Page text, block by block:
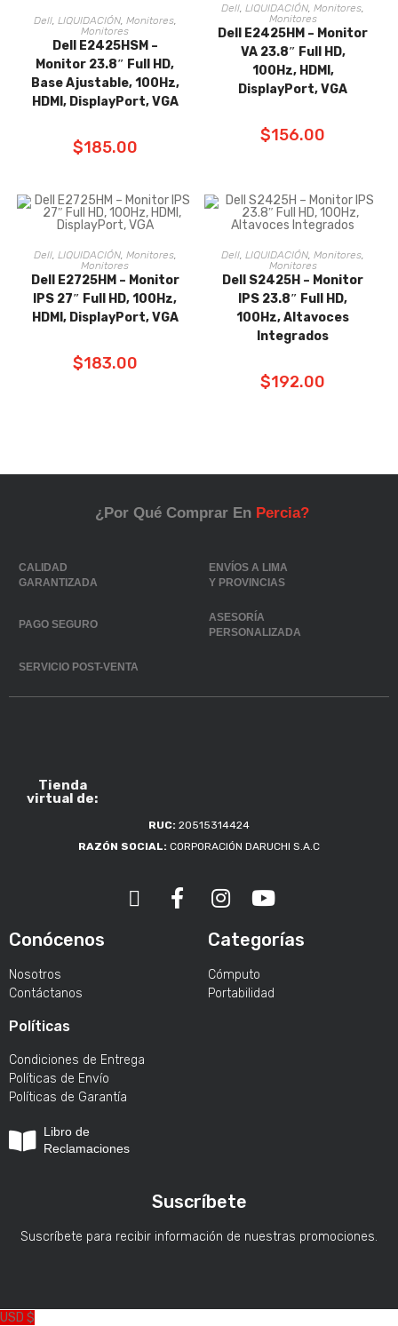
AÑADIR AL
CARRITO
Dell, LIQUIDACIÓN, Monitores,
Monitores
Dell E2425HSM –
Monitor 23.8″ Full HD,
Base Ajustable, 100Hz,
HDMI, DisplayPort, VGA
$185.00
AÑADIR AL
CARRITO
Dell ,LIQUIDACIÓN ,Monitores
Monitores
Dell E2425HM – Monitor
VA 23.8″ Full HD,
100Hz, HDMI,
DisplayPort, VGA
$156.00
AÑADIR AL
CARRITO
Dell, LIQUIDACIÓN, Monitores,
Monitores
Dell E2725HM – Monitor
IPS 27″ Full HD, 100Hz,
HDMI, DisplayPort, VGA
$183.00
AÑADIR AL
CARRITO
Dell,LIQUIDACIÓN,Monitores,
Monitores
Dell S2425H – Monitor
IPS 23.8″ Full HD,
100Hz, Altavoces
Integrados
$192.00
¿Por Qué Comprar En Percia?
CALIDAD
GARANTIZADA
ENVÍOS A LIMA
Y PROVINCIAS
PAGO SEGURO
ASESORÍA
PERSONALIZADA
SERVICIO POST-VENTA
Tienda
virtual de:
RUC: 20515314424
RAZÓN SOCIAL: CORPORACIÓN DARUCHI S.A.C
Conócenos
Nosotros
Contáctanos
Políticas
Condiciones de Entrega
Políticas de Envío
Políticas de Garantía
Libro de
Reclamaciones
Categorías
Cómputo
Portabilidad
Suscríbete
Suscríbete para recibir información de nuestras promociones.
USD $